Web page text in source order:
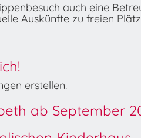
auch eine
Auskünfte zu freien
erstellen.
ab September